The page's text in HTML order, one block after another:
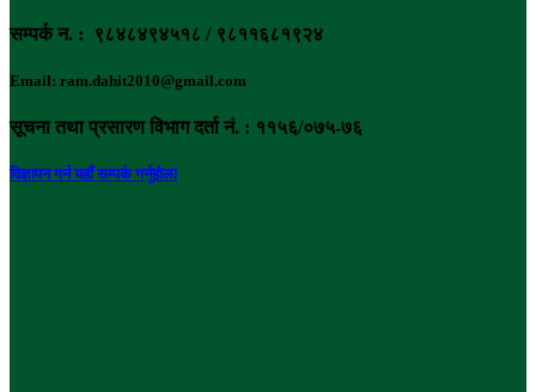
सम्पर्क न. : ९८४८४९४५१८ / ९८११६८१९२४
Email: ram.dahit2010@gmail.com
सूचना तथा प्रसारण विभाग दर्ता नं. : ११५६/०७५-७६
विज्ञापन गर्न यहाँ सम्पर्क गर्नुहोला